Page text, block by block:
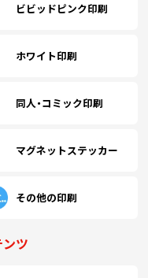
ビビッドピンク印刷
ホワイト印刷
同人・コミック印刷
マグネットステッカー
その他の印刷
ツ